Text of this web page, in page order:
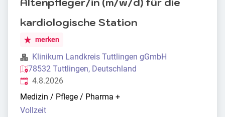
kardiologische Station
merken
Klinikum Landkreis Tuttlingen gGmbH
78532 Tuttlingen, Deutschland
Veröffentlicht
4.8.2026
Medizin / Pflege / Pharma +
Vollzeit